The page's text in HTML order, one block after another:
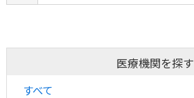
医療機関を探す
すべて